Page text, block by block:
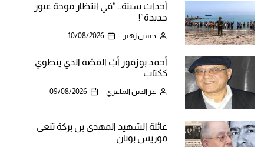
أحداث سبتة.. “في انتظار موجة عبور
جديدة”!
حسن زهير 10/08/2026
أحمد بوزفور أبُ القصّة الذي ينطوي
ككتاب
عز الدين الماعزي 09/08/2026
عائلة الشهيد المهدي بن بركة تنعي
موريس بوتان